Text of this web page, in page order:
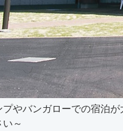
やバンガローでの宿泊
～